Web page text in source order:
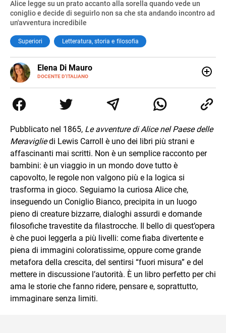
Alice legge su un prato accanto alla sorella quando vede un
coniglio e decide di seguirlo non sa che sta andando incontro ad
un'avventura incredibile
Superiori Letteratura, storia e filosofia
Elena Di Mauro
DOCENTE D'ITALIANO
E-
MAIL
Australia e Asia, maturando inglese, spagnolo e il
desiderio di insegnare. Oggi sono docente di ruolo
cambiamento.
Pubblicato nel 1865, Le avventure di Alice nel Paese delle
Meravigliedi Lewis Carroll è uno dei libri più strani e
affascinanti mai scritti. Non è un semplice racconto per
bambini: è un viaggio in un mondo dove tutto è
capovolto, le regole non valgono più e la logica si
trasforma in gioco. Seguiamo la curiosa Alice che,
inseguendo un Coniglio Bianco, precipita in un luogo
pieno di creature bizzarre, dialoghi assurdi e domande
filosofiche travestite da filastrocche. Il bello di quest’opera
è che puoi leggerla a più livelli: come fiaba divertente e
piena di immagini coloratissime, oppure come grande
metafora della crescita, del sentirsi “fuori misura” e del
mettere in discussione l’autorità. È un libro perfetto per chi
ama le storie che fanno ridere, pensare e, soprattutto,
immaginare senza limiti.